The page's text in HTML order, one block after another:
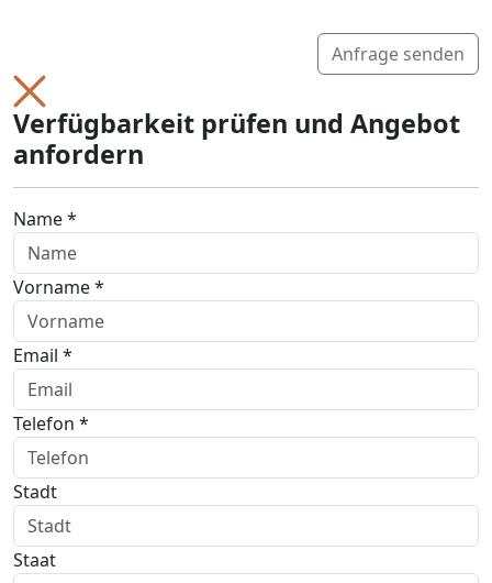
Anfrage senden
Verfügbarkeit prüfen und Angebot
anfordern
Name *
Vorname *
Email *
Telefon *
Stadt
Staat